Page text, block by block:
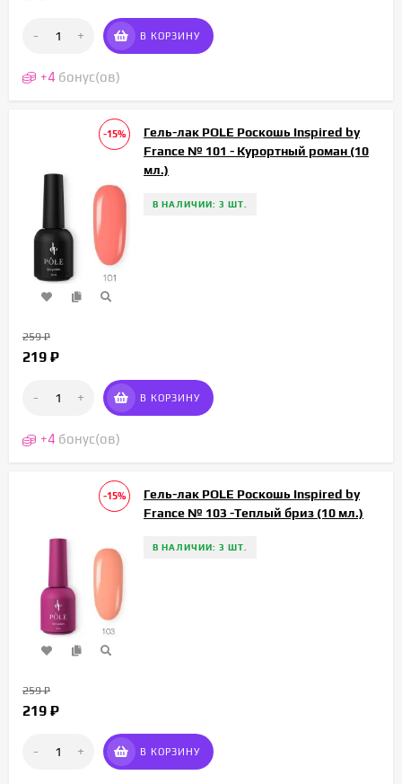
- + В КОРЗИНУ
+4 бонус(ов)
-15%
Гель-лак POLE Роскошь Inspired by
France № 101 - Курортный роман (10
мл.)
В НАЛИЧИИ: 3 ШТ.
259₽
219 ₽
- + В КОРЗИНУ
+4 бонус(ов)
-15%
Гель-лак POLE Роскошь Inspired by
France № 103 -Теплый бриз (10 мл.)
В НАЛИЧИИ: 3 ШТ.
259₽
219 ₽
- + В КОРЗИНУ